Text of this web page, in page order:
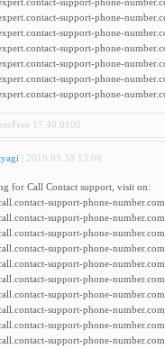
support-phone-
support-phone-
support-phone-
support-phone-
support-phone-
support-phone-
17.40.0100
| 2019.03.28 13:08
for Call Contact support, visit on:
support-phone-
support-phone-
support-phone-
support-phone-
support-phone-
support-phone-
support-phone-
support-phone-
support-phone-
support-phone-